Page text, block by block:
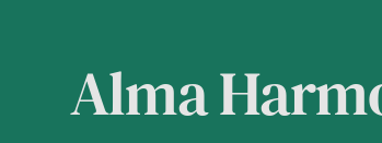
Hudguide
Alma